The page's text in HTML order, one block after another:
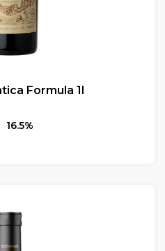
Formula 1l
16.5%